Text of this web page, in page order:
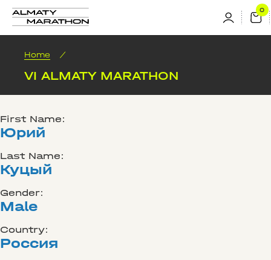
Home /
VI ALMATY MARATHON
First Name:
Юрий
Last Name:
Куцый
Gender:
Male
Country:
Россия